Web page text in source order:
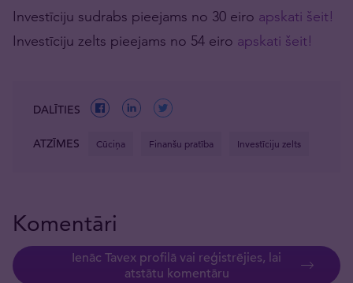
Investīciju sudrabs pieejams no 30 eiro apskati šeit!
Investīciju zelts pieejams no 54 eiro apskati šeit!
DALĪTIES
ATZĪMES Cūciņa Finanšu pratība Investīciju zelts
Komentāri
Ienāc Tavex profilā vai reģistrējies, lai
atstātu komentāru